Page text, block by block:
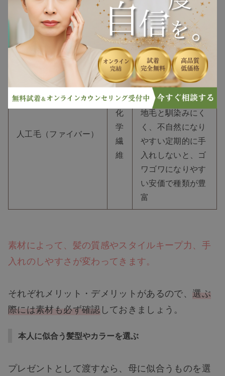
ヘアスタイル
抜け毛
白髪
薄毛
人
工
毛
状記憶力がある
手
入れがしやすい価
格は人毛と人工毛
の中間くらい
人工毛（ファイバー）
化
学
繊
維
形状記憶できるの
で、スタイルが崩
れにくい人工的で
地毛と馴染みにく
く、不自然になり
やすい定期的に手
入れしないと、ゴ
ワゴワになりやす
い安価で種類が豊
富
素材によって、髪の質感やスタイルキープ力、手
入れのしやすさが変わってきます。
それぞれメリット・デメリットがあるので、 選ぶ
際には素材も必ず確認しておきましょう。
本人に似合う髪型やカラーを選ぶ
プレゼントとして渡すなら、母に似合うものを選